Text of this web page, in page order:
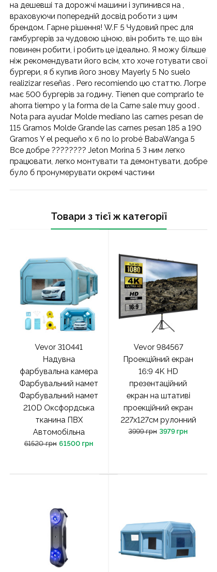
на дешевші та дорожчі машини і зупинився на ,
враховуючи попередній досвід роботи з цим
брендом. Гарне рішення! W.F 5 Чудовий прес для
гамбургерів за чудовою ціною, він робить те, що він
повинен робити, і робить це ідеально. Я можу більше
ніж рекомендувати його всім, хто хоче готувати свої
бургери, я б купив його знову Mayerly 5 No suelo
realizizar reseñas . Pero recomiendo цю статтю. Логре
має 500 бургерів за годину. Tienen que comprarlo te
ahorra tiempo y la forma de la Carne sale muy good .
Nota para ayudar Molde mediano las carnes pesan de
115 Gramos Molde Grande las carnes pesan 185 a 190
Gramos Y el pequeño x 6 no lo probé BabaWanga 5
Все добре ???????? Jeton Morina 5 З ним легко
працювати, легко монтувати та демонтувати, добре
було б пронумерувати окремі частини
Товари з тієї ж категорії
Vevor 310441
Надувна
фарбувальна камера
Фарбувальний намет
Фарбувальний намет
210D Оксфордська
тканина ПВХ
Автомобільна
61520 грн 61500 грн
Vevor 984567
Проекційний екран
16:9 4K HD
презентаційний
екран на штативі
проекційний екран
227x127см рулонний
3999 грн 3979 грн